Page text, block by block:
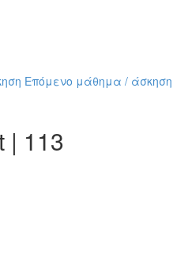
Επόμενο μάθημα / άσκηση
| 113